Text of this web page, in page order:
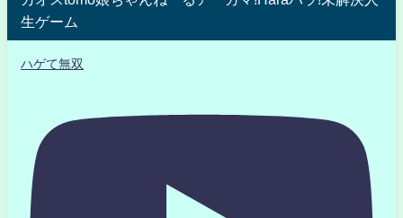
生ゲーム
ハゲて無双